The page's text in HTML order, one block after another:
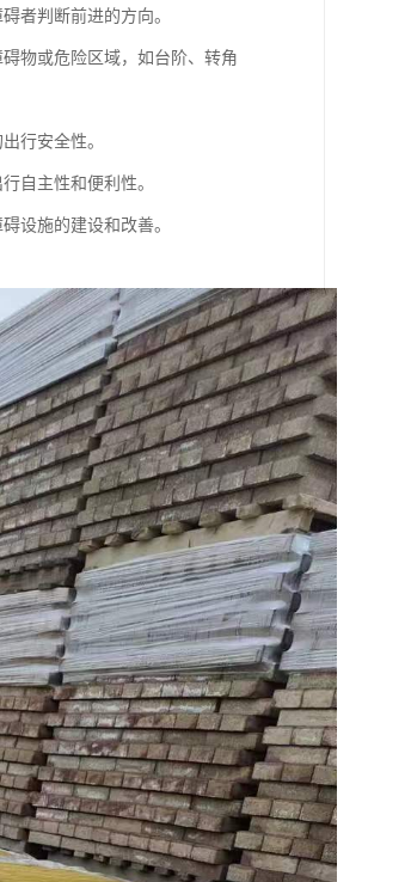
者判断前进的方向。
物或危险区域，如台阶、转角
行安全性。
自主性和便利性。
设施的建设和改善。